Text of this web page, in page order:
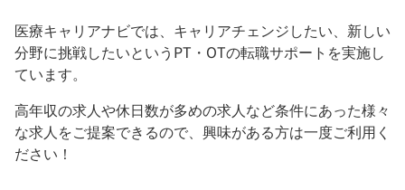
医療キャリアナビでは、キャリアチェンジしたい、新しい
分野に挑戦したいというPT・OTの転職サポートを実施し
ています。
高年収の求人や休日数が多めの求人など条件にあった様々
な求人をご提案できるので、興味がある方は一度ご利用く
ださい！